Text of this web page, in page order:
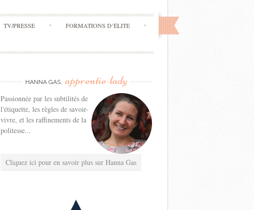
TV/PRESSE FORMATIONS D’ÉLITE
HANNA GAS, apprentie-lady
Passionnée par les subtilités de
l'étiquette, les règles de savoir-
vivre, et les raffinements de la
politesse...
Cliquez ici pour en savoir plus sur Hanna Gas